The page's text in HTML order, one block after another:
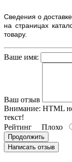
Сведения о
на страницах
товару.
Ваше имя:
Ваш отзыв
Внимание: HTML
текст!
Рейтинг Плохо
Продолжить
Написать отзыв